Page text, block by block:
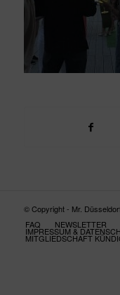
© Copyright - Mr.
FAQ
NEWSLETTER
IMPRESSUM &
MITGLIEDSCHAFT